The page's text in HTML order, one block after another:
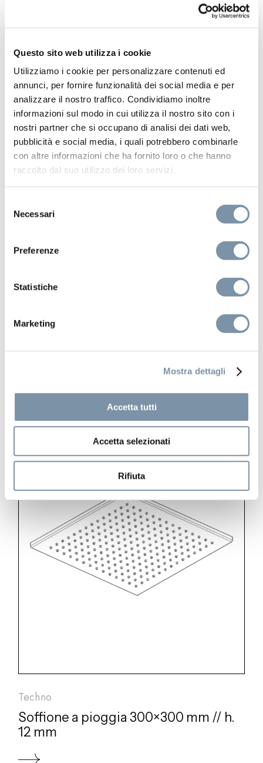
Questo sito web utilizza i cookie
Utilizziamo i cookie per personalizzare contenuti ed
annunci, per fornire funzionalità dei social media e per
analizzare il nostro traffico. Condividiamo inoltre
informazioni sul modo in cui utilizza il nostro sito con i
nostri partner che si occupano di analisi dei dati web,
pubblicità e social media, i quali potrebbero combinarle
con altre informazioni che ha fornito loro o che hanno
raccolto dal suo utilizzo dei loro servizi.
delNecessari
Preferenze
Statistiche
Marketing
Mostra dettagli
Accetta tutti
Accetta selezionati
Rifiuta
Soffione a incasso a controsoffitto
SF048 A
Techno
Soffione a pioggia 300×300 mm // h.
12 mm